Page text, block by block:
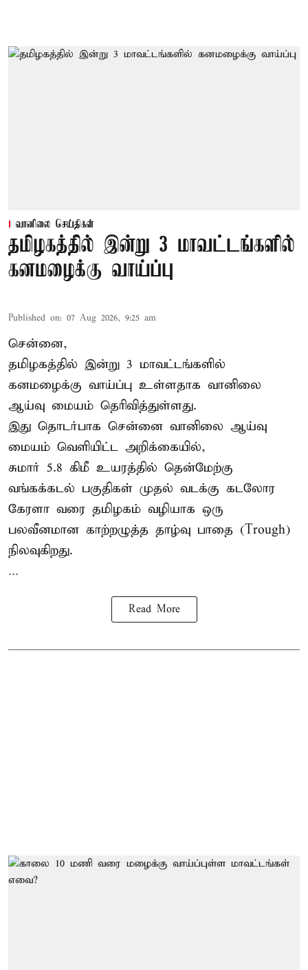
வானிலை செய்திகள்
தமிழகத்தில் இன்று 3 மாவட்டங்களில்
கனமழைக்கு வாய்ப்பு
Published on: 07 Aug 2026, 9:25 am
சென்னை,
தமிழகத்தில் இன்று 3 மாவட்டங்களில்
கனமழைக்கு வாய்ப்பு உள்ளதாக வானிலை
ஆய்வு மையம் தெரிவித்துள்ளது.
இது தொடர்பாக சென்னை வானிலை ஆய்வு
மையம் வெளியிட்ட அறிக்கையில்,
சுமார் 5.8 கிமீ உயரத்தில் தென்மேற்கு
வங்கக்கடல் பகுதிகள் முதல் வடக்கு கடலோர
கேரளா வரை தமிழகம் வழியாக ஒரு
பலவீனமான காற்றழுத்த தாழ்வு பாதை (Trough)
நிலவுகிறது.
...
Read More